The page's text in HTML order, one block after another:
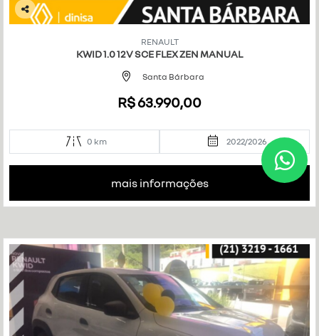
Co
RENAULT
KWID 1.0 12V SCE FLEX ZEN MANUAL
Santa Bárbara
R$ 63.990,00
0 km 2022/2026
mais informações